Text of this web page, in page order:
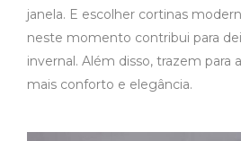
janela. E escolher cortinas
neste momento contribui para
invernal. Além disso, trazem para
mais conforto e elegância.